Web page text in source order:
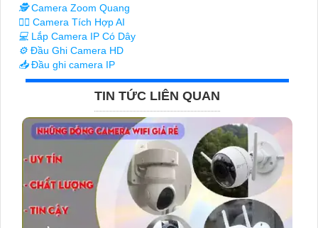
🕵️Camera Zoom Quang
🧛‍♀️ Camera Tích Hợp AI
💻 Lắp Camera IP Có Dây
⚙️ Đầu Ghi Camera HD
📥Đầu ghi camera IP
TIN TỨC LIÊN QUAN